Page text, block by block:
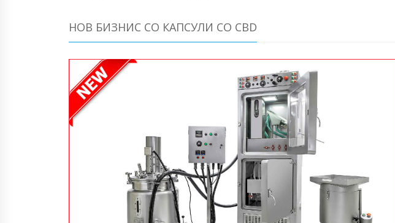
НОВ БИЗНИС СО КАПСУЛИ СО CBD